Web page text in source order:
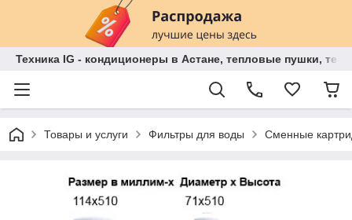
Техника IG - кондиционеры в Астане, тепловые пушки,
Товары и услуги Фильтры для воды Сменные